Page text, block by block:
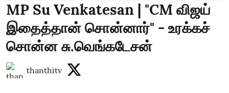
MP Su Venkatesan | "CM விஜய்
இதைத்தான் சொன்னார்" - உரக்கச்
சொன்ன சு.வெங்கடேசன்
thanthitv